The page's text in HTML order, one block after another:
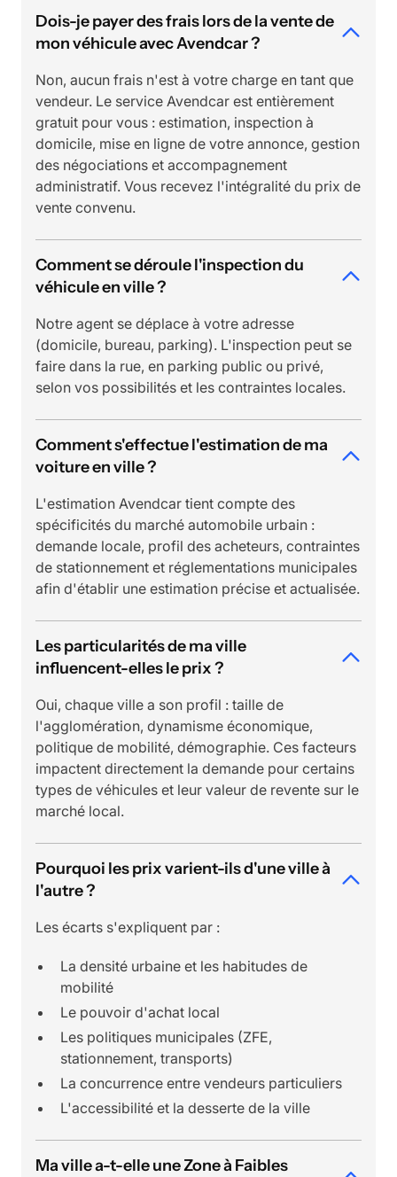
Dois-je payer des frais lors de la vente de
mon véhicule avec Avendcar ?
Non, aucun frais n'est à votre charge en tant que
vendeur. Le service Avendcar est entièrement
gratuit pour vous : estimation, inspection à
domicile, mise en ligne de votre annonce, gestion
des négociations et accompagnement
administratif. Vous recevez l'intégralité du prix de
vente convenu.
Comment se déroule l'inspection du
véhicule en ville ?
Notre agent se déplace à votre adresse
(domicile, bureau, parking). L'inspection peut se
faire dans la rue, en parking public ou privé,
selon vos possibilités et les contraintes locales.
Comment s'effectue l'estimation de ma
voiture en ville ?
L'estimation Avendcar tient compte des
spécificités du marché automobile urbain :
demande locale, profil des acheteurs, contraintes
de stationnement et réglementations municipales
afin d'établir une estimation précise et actualisée.
Les particularités de ma ville
influencent-elles le prix ?
Oui, chaque ville a son profil : taille de
l'agglomération, dynamisme économique,
politique de mobilité, démographie. Ces facteurs
impactent directement la demande pour certains
types de véhicules et leur valeur de revente sur le
marché local.
Pourquoi les prix varient-ils d'une ville à
l'autre ?
Les écarts s'expliquent par :
La densité urbaine et les habitudes de
mobilité
Le pouvoir d'achat local
Les politiques municipales (ZFE,
stationnement, transports)
La concurrence entre vendeurs particuliers
L'accessibilité et la desserte de la ville
Ma ville a-t-elle une Zone à Faibles